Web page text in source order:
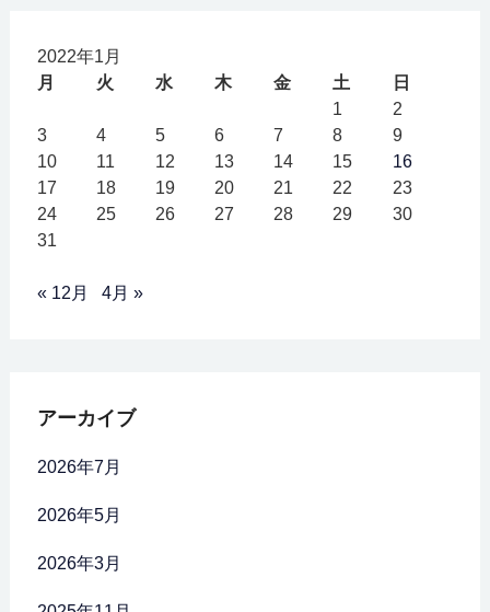
2022年1月
月
火 水 木 金 土
日
1
2
3
4 5 6 7 8
9
10
11 12 13 14 15
16
17
18 19 20 21 22
23
24
25 26 27 28 29
30
31
« 12月 4月 »
アーカイブ
2026年7月
2026年5月
2026年3月